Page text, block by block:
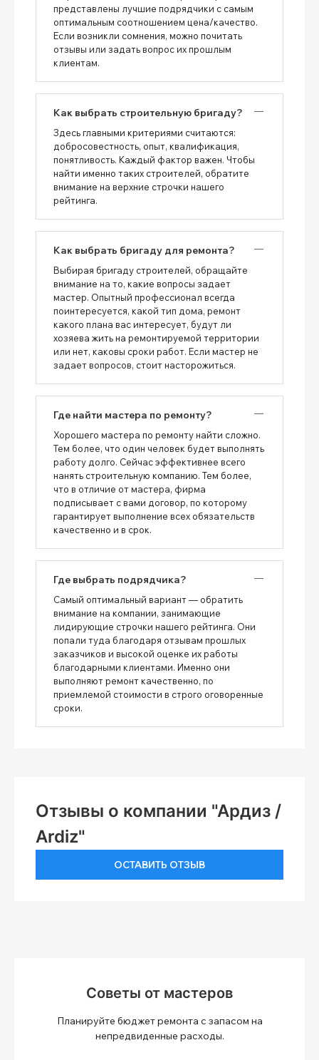
представлены лучшие подрядчики с самым
оптимальным соотношением цена/качество.
Если возникли сомнения, можно почитать
отзывы или задать вопрос их прошлым
клиентам.
Как выбрать строительную бригаду?
Здесь главными критериями считаются:
добросовестность, опыт, квалификация,
понятливость. Каждый фактор важен. Чтобы
найти именно таких строителей, обратите
внимание на верхние строчки нашего
рейтинга.
Как выбрать бригаду для ремонта?
Выбирая бригаду строителей, обращайте
внимание на то, какие вопросы задает
мастер. Опытный профессионал всегда
поинтересуется, какой тип дома, ремонт
какого плана вас интересует, будут ли
хозяева жить на ремонтируемой территории
или нет, каковы сроки работ. Если мастер не
задает вопросов, стоит насторожиться.
Где найти мастера по ремонту?
Хорошего мастера по ремонту найти сложно.
Тем более, что один человек будет выполнять
работу долго. Сейчас эффективнее всего
нанять строительную компанию. Тем более,
что в отличие от мастера, фирма
подписывает с вами договор, по которому
гарантирует выполнение всех обязательств
качественно и в срок.
Где выбрать подрядчика?
Самый оптимальный вариант — обратить
внимание на компании, занимающие
лидирующие строчки нашего рейтинга. Они
попали туда благодаря отзывам прошлых
заказчиков и высокой оценке их работы
благодарными клиентами. Именно они
выполняют ремонт качественно, по
приемлемой стоимости в строго оговоренные
сроки.
Отзывы о компании "Ардиз /
Ardiz"
ОСТАВИТЬ ОТЗЫВ
Советы от мастеров
Планируйте бюджет ремонта с запасом на
непредвиденные расходы.